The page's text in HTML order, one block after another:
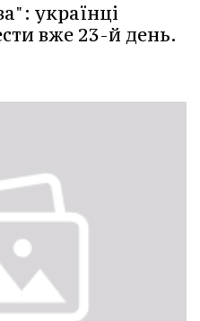
українці
вже 23-й день.